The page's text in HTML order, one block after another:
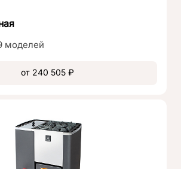
моделей
от 240 505 ₽
на обработку персональных данных
Восстановить